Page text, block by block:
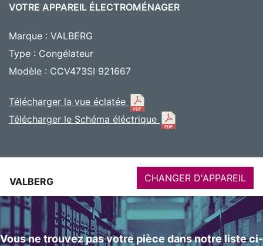
VOTRE APPAREIL ÉLECTROMÉNAGER
Marque : VALBERG
Type : Congélateur
Modèle : CCV473SI 921667
Télécharger la vue éclatée
Télécharger le Schéma éléctrique
VALBERG CHANGER D'APPAREIL
Vous ne trouvez pas votre pièce dans notre liste ci-